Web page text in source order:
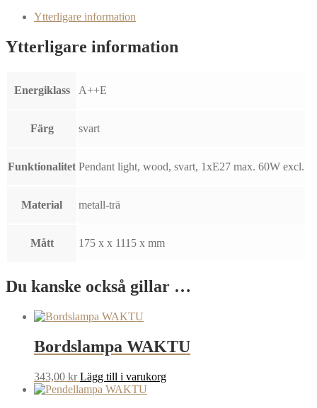
Ytterligare information
Ytterligare information
Energiklass A++E
Färg svart
Funktionalitet Pendant light, wood, svart, 1xE27 max. 60W excl.
Material metall-trä
Mått 175 x x 1115 x mm
Du kanske också gillar …
Bordslampa WAKTU
343,00 kr Lägg till i varukorg